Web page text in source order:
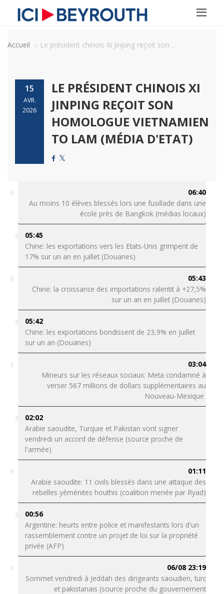
Accueil Le président chinois Xi Jinping reçoit son ...
15
AVR.
2026
LE PRÉSIDENT CHINOIS XI
JINPING REÇOIT SON
HOMOLOGUE VIETNAMIEN
TO LAM (MÉDIA D'ETAT)
06:40
Au moins 10 élèves blessés lors une fusillade dans une
école près de Bangkok (médias locaux)
05:45
Chine: les exportations vers les Etats-Unis grimpent de
17% sur un an en juillet (Douanes)
05:43
Chine: la croissance des importations ralentit à +27,5%
sur un an en juillet (Douanes)
05:42
Chine: les exportations bondissent de 23,9% en juillet
sur un an (Douanes)
03:04
Mineurs sur les réseaux sociaux: Meta condamné à
verser 567 millions de dollars supplémentaires au
Nouveau-Mexique
02:02
Arabie saoudite, Turquie et Pakistan vont signer
vendredi un accord de défense (source proche de
l'armée)
01:11
Arabie saoudite: 11 civils blessés dans une attaque des
rebelles yéménites houthis (coalition menée par Ryad)
00:56
Argentine: heurts entre police et manifestants lors d'un
rassemblement contre un projet de loi sur la propriété
privée (AFP)
06/08 23:19
Sommet vendredi à Jeddah des dirigeants saoudien, turc
et pakistanais (source proche du gouvernement